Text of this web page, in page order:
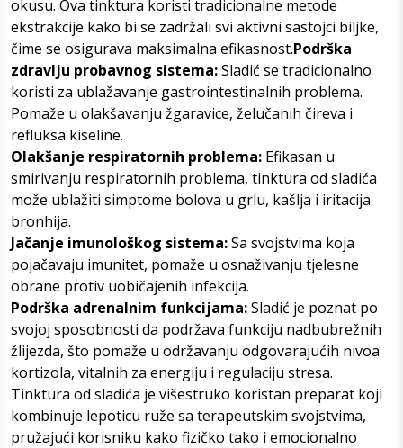
okusu. Ova tinktura koristi tradicionalne metode
ekstrakcije kako bi se zadržali svi aktivni sastojci biljke,
čime se osigurava maksimalna efikasnost.Podrška
zdravlju probavnog sistema:Sladić se tradicionalno
koristi za ublažavanje gastrointestinalnih problema.
Pomaže u olakšavanju žgaravice, želučanih čireva i
refluksa kiseline.
Olakšanje respiratornih problema: Efikasan u
smirivanju respiratornih problema, tinktura od sladića
može ublažiti simptome bolova u grlu, kašlja i iritacija
bronhija.
Jačanje imunološkog sistema:Sa svojstvima koja
pojačavaju imunitet, pomaže u osnaživanju tjelesne
obrane protiv uobičajenih infekcija.
Podrška adrenalnim funkcijama:Sladić je poznat po
svojoj sposobnosti da podržava funkciju nadbubrežnih
žlijezda, što pomaže u održavanju odgovarajućih nivoa
kortizola, vitalnih za energiju i regulaciju stresa.
Tinktura od sladića je višestruko koristan preparat koji
kombinuje lepoticu ruže sa terapeutskim svojstvima,
pružajući korisniku kako fizičko tako i emocionalno